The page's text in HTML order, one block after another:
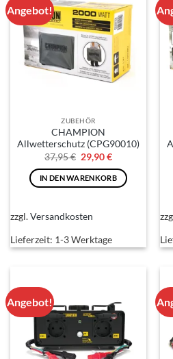
Varianten
auf.
Die
Optionen
können
gewählt
werden
Angebot!
ZUBEHÖR
CHAMPION
Allwetterschutz (CPG90010)
37,95€ Ursprünglicher
Preis
war:
37,95 €
29,90€Aktueller
ist:
29,90 €.
IN DEN WARENKORB
zzgl.Versandkosten
Lieferzeit: 1-3 Werktage
Angebot!